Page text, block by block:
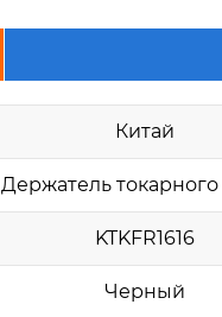
Китай
Держатель токарного
KTKFR1616
Черный